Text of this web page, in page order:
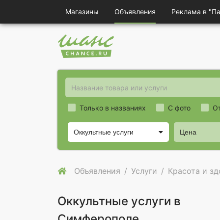
Магазины Объявления Реклама в
Только в названиях
Оккультные услуги Цена
С фото
Объявления Услуги Красота и
Оккультные услуги в